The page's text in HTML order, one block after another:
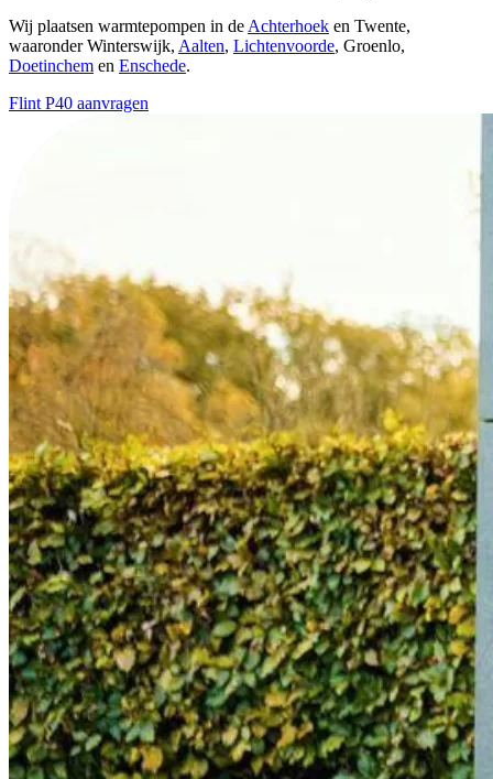
Wij plaatsen warmtepompen in de Achterhoek en Twente,
waaronder Winterswijk, Aalten, Lichtenvoorde, Groenlo,
Doetinchem en Enschede.
Flint P40 aanvragen